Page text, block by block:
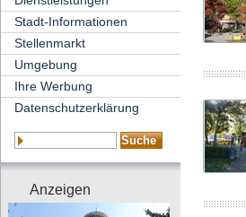
Stadt-Informationen
Stellenmarkt
Umgebung
Ihre Werbung
Datenschutzerklärung
Anzeigen